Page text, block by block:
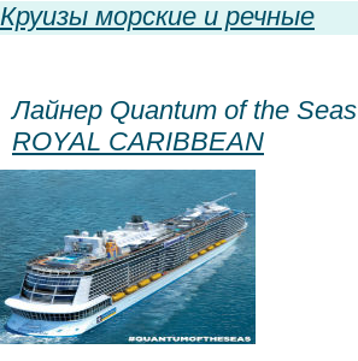
Круизы морские и речные
Лайнер Quantum of the Seas
ROYAL CARIBBEAN